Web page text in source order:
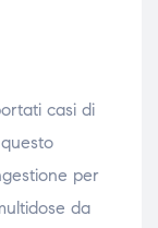
casi di
per
da